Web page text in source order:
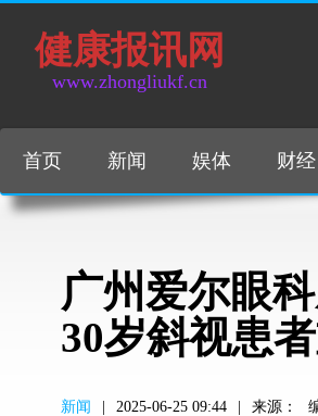
健康报讯网
www.zhongliukf.cn
首页 新闻 娱体 财经
广州爱尔眼
30岁斜视患
新闻 2025-06-25 09:44 来源：